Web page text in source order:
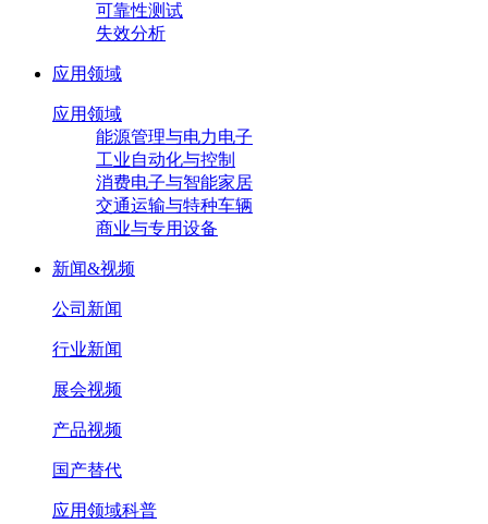
可靠性测试
失效分析
应用领域
应用领域
能源管理与电力电子
工业自动化与控制
消费电子与智能家居
交通运输与特种车辆
商业与专用设备
新闻&视频
公司新闻
行业新闻
展会视频
产品视频
国产替代
应用领域科普